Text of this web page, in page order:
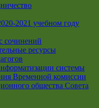
2021 учебном году
сочинений
ресурсы
системы
Временной комиссии
общества Совета